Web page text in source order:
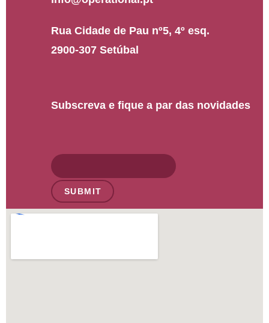
Rua Cidade de Pau nº5, 4º esq.
2900-307 Setúbal
Subscreva e fique a par das novidades